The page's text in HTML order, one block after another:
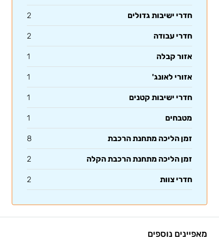
חדרי ישיבות גדולים 2
חדרי עבודה 2
אזור קבלה 1
אזורי לאונג' 1
חדרי ישיבות קטנים 1
מטבחים 1
זמן הליכה מתחנת הרכבת 8
זמן הליכה מתחנת הרכבת הקלה 2
חדרי צוות 2
מאפיינים נוספים